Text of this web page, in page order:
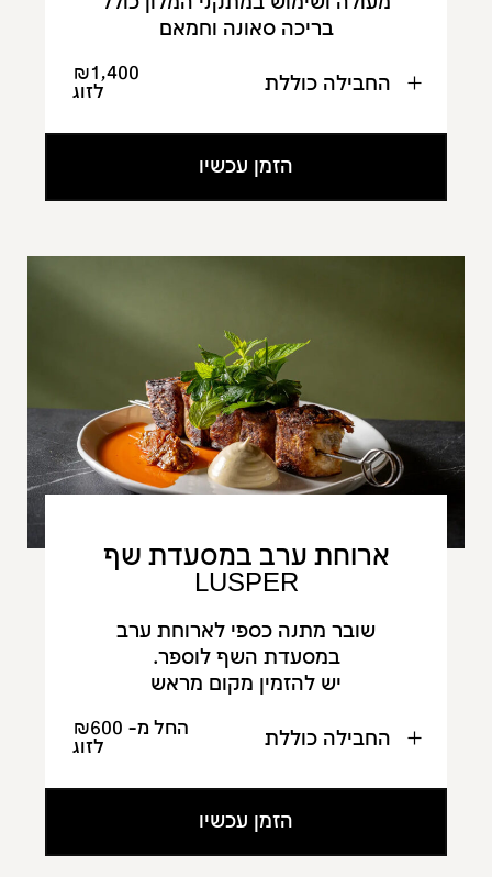
בריכה סאונה וחמאם
₪1,400
לזוג
החבילה כוללת
הזמן עכשיו
ארוחת ערב במסעדת שף
LUSPER
שובר מתנה כספי לארוחת ערב
במסעדת השף לוספר.
יש להזמין מקום מראש
החל מ- ₪600
לזוג
החבילה כוללת
הזמן עכשיו